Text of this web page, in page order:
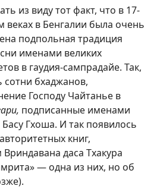
из виду тот факт, что в 17-
веках в Бенгалии была очень
подпольная традиция
именами великих
в гаудия-сампрадайе. Так,
бхаджанов,
Господу Чайтанье в
подписанные именами
Гхоша. И так появилось
книг,
даса Тхакура
— одна из них, но об